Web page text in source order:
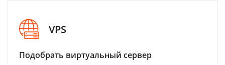
VPS
Подобрать виртуальный сервер